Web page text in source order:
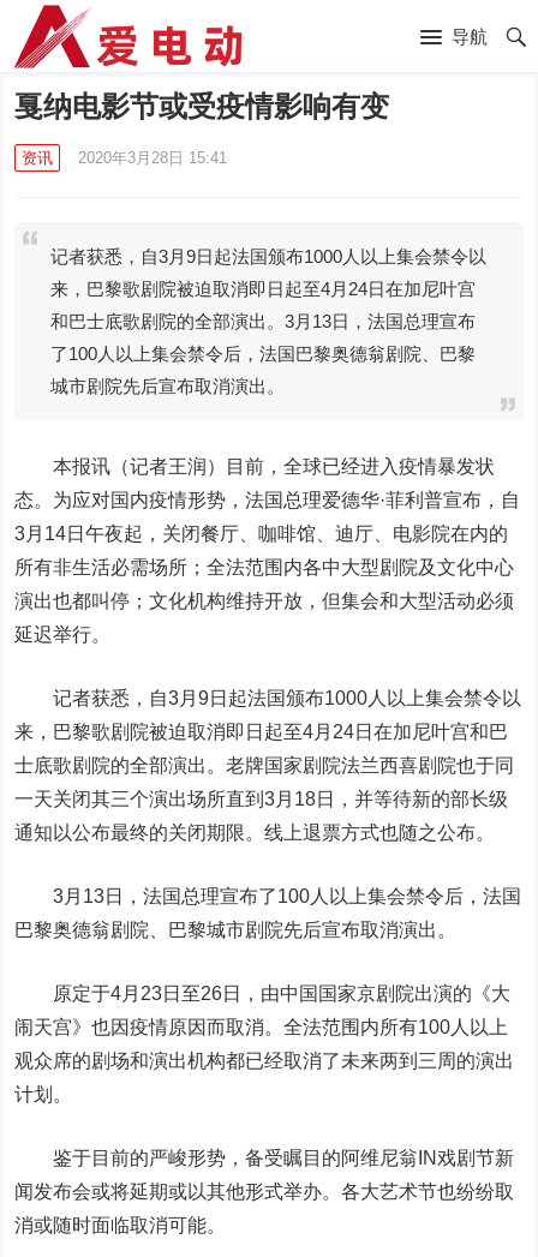
导航
戛纳电影节或受疫情影响有变
资讯 2020年3月28日 15:41
记者获悉，自3月9日起法国颁布1000人以上集会禁令以
来，巴黎歌剧院被迫取消即日起至4月24日在加尼叶宫
和巴士底歌剧院的全部演出。3月13日，法国总理宣布
了100人以上集会禁令后，法国巴黎奥德翁剧院、巴黎
城市剧院先后宣布取消演出。
本报讯（记者王润）目前，全球已经进入疫情暴发状
态。为应对国内疫情形势，法国总理爱德华·菲利普宣布，自
3月14日午夜起，关闭餐厅、咖啡馆、迪厅、电影院在内的
所有非生活必需场所；全法范围内各中大型剧院及文化中心
演出也都叫停；文化机构维持开放，但集会和大型活动必须
延迟举行。
记者获悉，自3月9日起法国颁布1000人以上集会禁令以
来，巴黎歌剧院被迫取消即日起至4月24日在加尼叶宫和巴
士底歌剧院的全部演出。老牌国家剧院法兰西喜剧院也于同
一天关闭其三个演出场所直到3月18日，并等待新的部长级
通知以公布最终的关闭期限。线上退票方式也随之公布。
3月13日，法国总理宣布了100人以上集会禁令后，法国
巴黎奥德翁剧院、巴黎城市剧院先后宣布取消演出。
原定于4月23日至26日，由中国国家京剧院出演的《大
闹天宫》也因疫情原因而取消。全法范围内所有100人以上
观众席的剧场和演出机构都已经取消了未来两到三周的演出
计划。
鉴于目前的严峻形势，备受瞩目的阿维尼翁IN戏剧节新
闻发布会或将延期或以其他形式举办。各大艺术节也纷纷取
消或随时面临取消可能。